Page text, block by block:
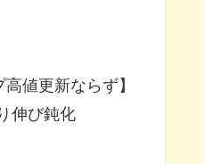
値更新ならず】
伸び鈍化